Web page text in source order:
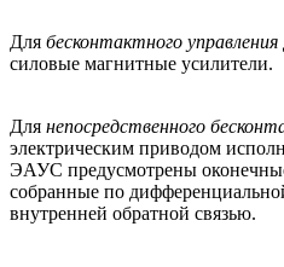
Для бесконтактного управления
силовые магнитные усилители.
Для непосредственного
электрическим приводом
ЭАУС предусмотрены
собранные по
внутренней обратной связью.